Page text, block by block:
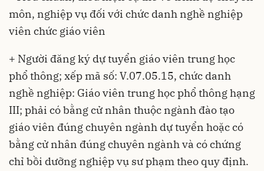
môn, nghiệp vụ đối với chức danh nghề nghiệp
viên chức giáo viên
+ Người đăng ký dự tuyển giáo viên trung học
phổ thông; xếp mã số: V.07.05.15, chức danh
nghề nghiệp: Giáo viên trung học phổ thông hạng
III; phải có bằng cử nhân thuộc ngành đào tạo
giáo viên đúng chuyên ngành dự tuyển hoặc có
bằng cử nhân đúng chuyên ngành và có chứng
chỉ bồi dưỡng nghiệp vụ sư phạm theo quy định.